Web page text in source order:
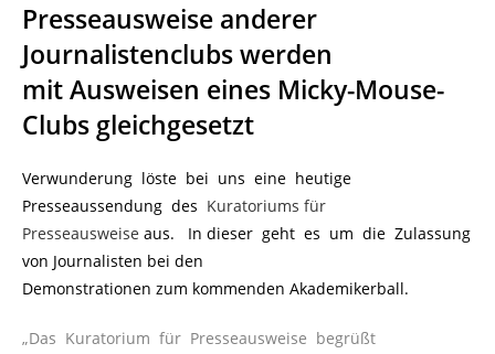
Presseausweise anderer
Journalistenclubs werden
mit Ausweisen eines Micky-Mouse-
Clubs gleichgesetzt
Verwunderung löste bei uns eine heutige
Presseaussendung des Kuratoriums für
Presseausweise aus. In dieser geht es um die Zulassung
von Journalisten bei den
Demonstrationen zum kommenden Akademikerball.
„Das Kuratorium für Presseausweise begrüßt